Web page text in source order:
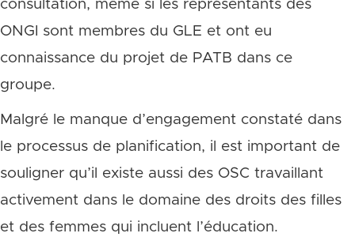
consultation, même si les représentants des
ONGI sont membres du GLE et ont eu
connaissance du projet de PATB dans ce
groupe.
Malgré le manque d’engagement constaté dans
le processus de planification, il est important de
souligner qu’il existe aussi des OSC travaillant
activement dans le domaine des droits des filles
et des femmes qui incluent l’éducation.